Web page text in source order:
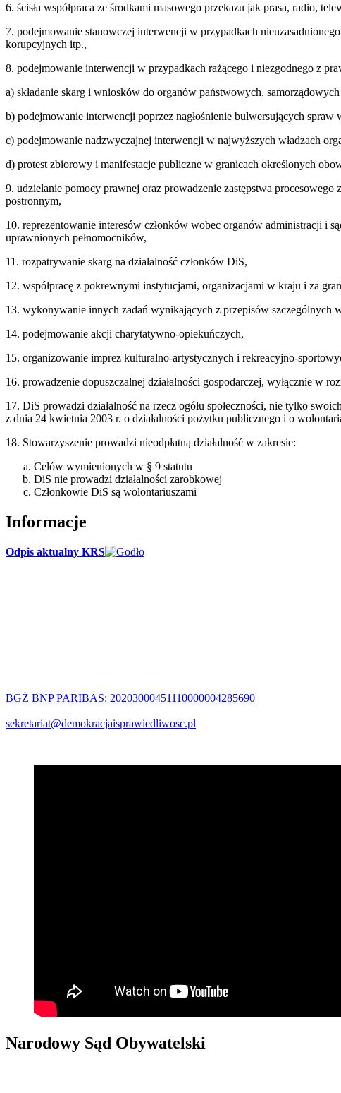
6. ścisła współpraca ze środkami masowego przekazu jak prasa, radio,
7. podejmowanie stanowczej interwencji w przypadkach
korupcyjnych itp.,
8. podejmowanie interwencji w przypadkach rażącego i niezgodnego z
a) składanie skarg i wniosków do organów państwowych,
b) podejmowanie interwencji poprzez nagłośnienie bulwersujących spraw
c) podejmowanie nadzwyczajnej interwencji w najwyższych władzach
d) protest zbiorowy i manifestacje publiczne w granicach określonych
9. udzielanie pomocy prawnej oraz prowadzenie zastępstwa
postronnym,
10. reprezentowanie interesów członków wobec organów administracji i
uprawnionych pełnomocników,
11. rozpatrywanie skarg na działalność członków DiS,
12. współpracę z pokrewnymi instytucjami, organizacjami w kraju i za
13. wykonywanie innych zadań wynikających z przepisów szczególnych
14. podejmowanie akcji charytatywno-opiekuńczych,
15. organizowanie imprez kulturalno-artystycznych i rekreacyjno-
16. prowadzenie dopuszczalnej działalności gospodarczej, wyłącznie w
17. DiS prowadzi działalność na rzecz ogółu społeczności, nie tylko
z dnia 24 kwietnia 2003 r. o działalności pożytku publicznego i o
18. Stowarzyszenie prowadzi nieodpłatną działalność w zakresie:
Celów wymienionych w § 9 statutu
DiS nie prowadzi działalności zarobkowej
Członkowie DiS są wolontariuszami
Informacje
Odpis aktualny KRS
BGŻ BNP PARIBAS: 20203000451110000004285690
sekretariat@demokracjaisprawiedliwosc.pl
Narodowy Sąd Obywatelski